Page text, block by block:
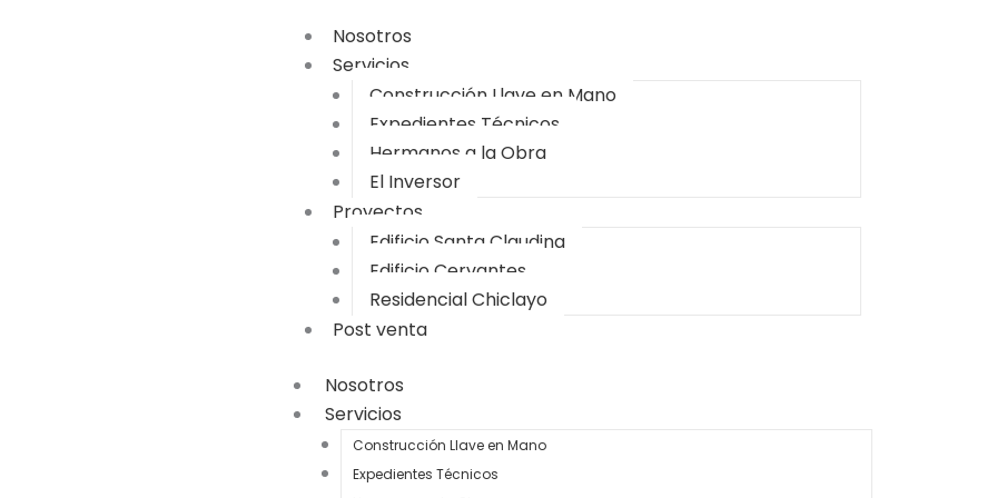
Nosotros
Servicios
Construcción Llave en Mano
Expedientes Técnicos
Hermanos a la Obra
El Inversor
Proyectos
Edificio Santa Claudina
Edificio Cervantes
Residencial Chiclayo
Post venta
Nosotros
Servicios
Construcción Llave en Mano
Expedientes Técnicos